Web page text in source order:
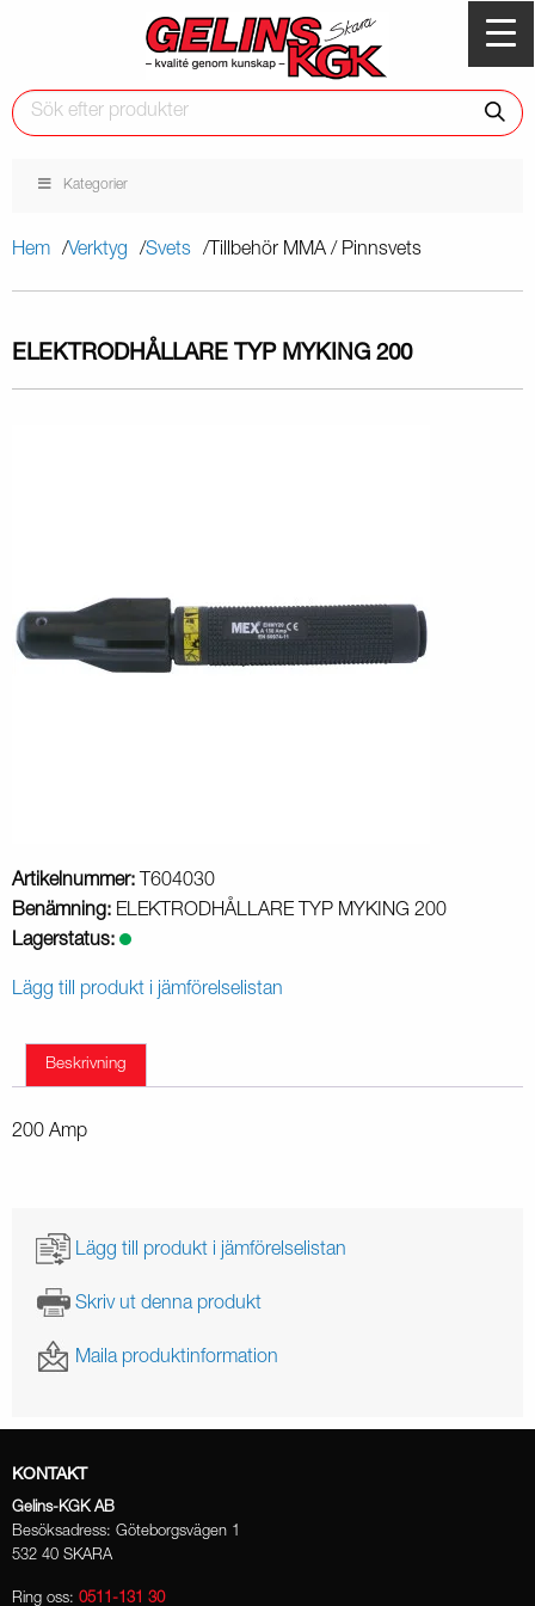
Kategorier
Hem Verktyg Svets Tillbehör MMA / Pinnsvets
ELEKTRODHÅLLARE TYP MYKING 200
Artikelnummer: T604030
Benämning: ELEKTRODHÅLLARE TYP MYKING 200
Lagerstatus:
Lägg till produkt i jämförelselistan
Beskrivning
200 Amp
Lägg till produkt i jämförelselistan
Skriv ut denna produkt
Maila produktinformation
KONTAKT
Gelins-KGK AB
Besöksadress: Göteborgsvägen 1
532 40 SKARA
Ring oss: 0511-131 30